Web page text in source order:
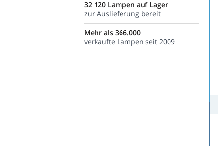
32 120 Lampen auf Lager
zur Auslieferung bereit
Mehr als 366.000
verkaufte Lampen seit 2009